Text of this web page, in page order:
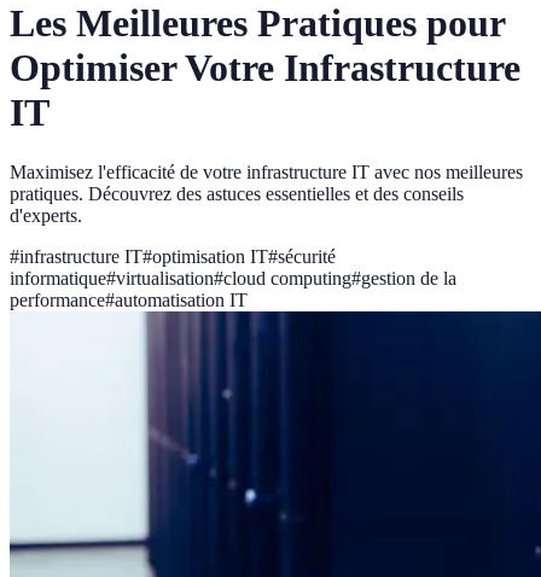
Les Meilleures Pratiques pour
Optimiser Votre Infrastructure
IT
Maximisez l'efficacité de votre infrastructure IT avec nos meilleures
pratiques. Découvrez des astuces essentielles et des conseils
d'experts.
#infrastructure IT#optimisation IT#sécurité
informatique#virtualisation#cloud computing#gestion de la
performance#automatisation IT